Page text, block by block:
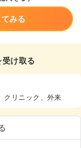
みる
け取る
クリニック、外来